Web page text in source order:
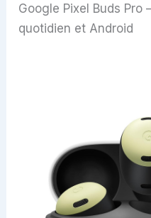
Google Pixel Buds Pro
quotidien et Android